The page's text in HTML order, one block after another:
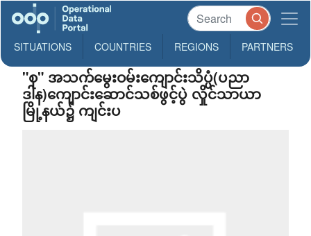
SITUATIONS COUNTRIES REGIONS PARTNERS
"စု" အသက်မွေးဝမ်းကျောင်းသိပ္ပံ(ပညာ
ဒါန)ကျောင်းဆောင်သစ်ဖွင့်ပွဲ လှိုင်သာယာ
မြို့နယ်၌ ကျင်းပ